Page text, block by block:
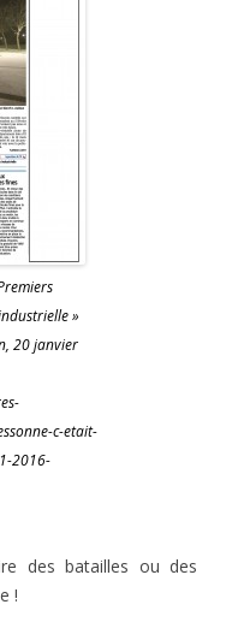
»
20 janvier
c-etait-
2016-
des batailles ou des
!